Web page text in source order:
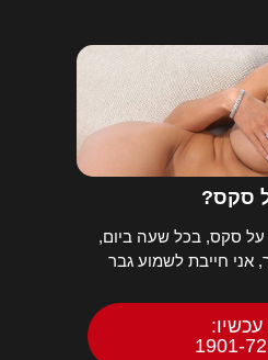
סקס?
סקס, בכל שעה ביום,
אני חייבת לשמוע גבר
עכשיו:
1901-